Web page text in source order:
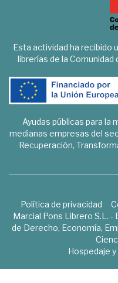
Esta actividad ha recibido
librerías de la
Ayudas públicas para la
medianas empresas del
Recuperación,
Política de privacidad
Marcial Pons Librero S.L.
de Derecho, Economía,
Hospedaje